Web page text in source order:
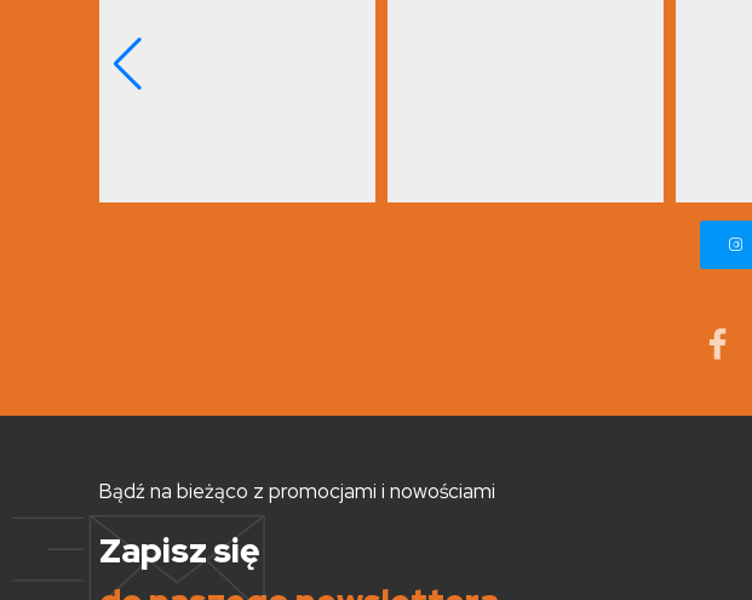
Bądź na bieżąco z promocjami i nowościami
Zapisz się